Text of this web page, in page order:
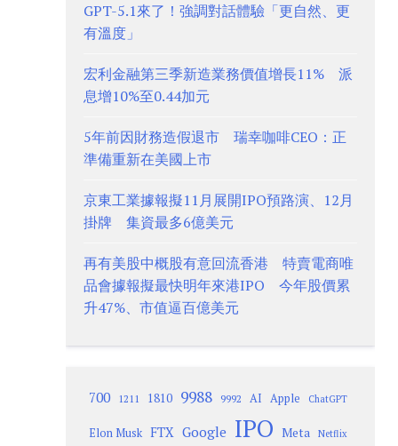
GPT-5.1來了！強調對話體驗「更自然、更
有溫度」
宏利金融第三季新造業務價值增長11% 派
息增10%至0.44加元
5年前因財務造假退市 瑞幸咖啡CEO：正
準備重新在美國上市
京東工業據報擬11月展開IPO預路演、12月
掛牌 集資最多6億美元
再有美股中概股有意回流香港 特賣電商唯
品會據報擬最快明年來港IPO 今年股價累
升47%、市值逼百億美元
700 1211 1810 9988 9992 AI Apple ChatGPT
Elon Musk FTX Google IPO Meta Netflix